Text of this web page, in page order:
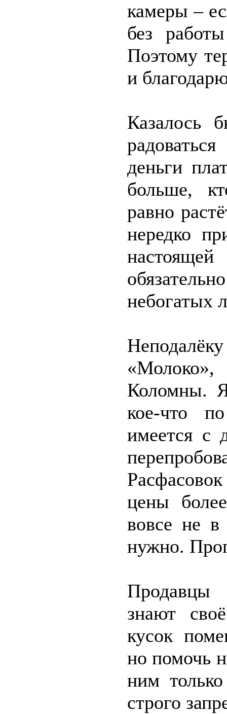
камеры –
без
Поэтому
и
Казалось
деньги
больше,
равно
нередко
небогатых
Коломны.
кое-что
имеется с
цены
вовсе не в
нужно.
Продавцы
знают
кусок
но помочь
ним
строго